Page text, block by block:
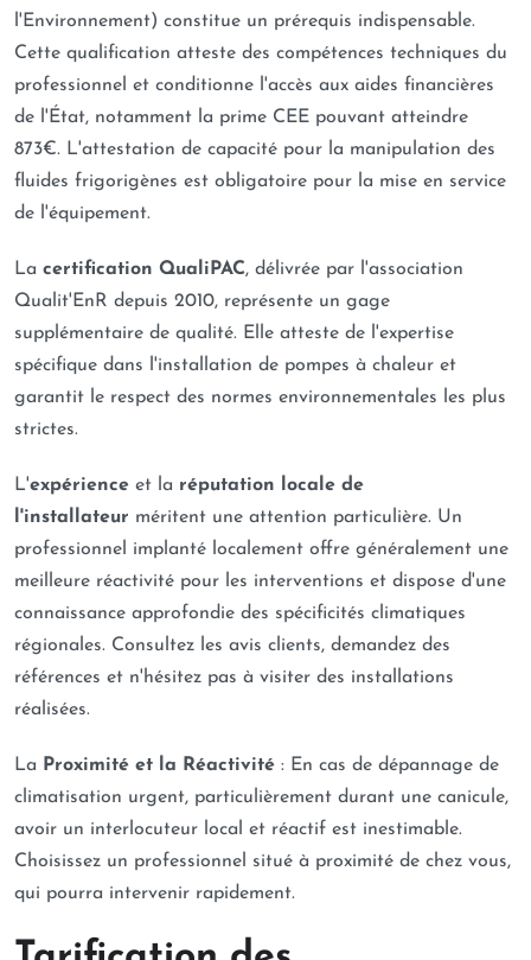
l'Environnement) constitue un prérequis indispensable.
Cette qualification atteste des compétences techniques du
professionnel et conditionne l'accès aux aides financières
de l'État, notamment la prime CEE pouvant atteindre
873€. L'attestation de capacité pour la manipulation des
fluides frigorigènes est obligatoire pour la mise en service
de l'équipement.
La certification QualiPAC, délivrée par l'association
Qualit'EnR depuis 2010, représente un gage
supplémentaire de qualité. Elle atteste de l'expertise
spécifique dans l'installation de pompes à chaleur et
garantit le respect des normes environnementales les plus
strictes.
L'expérience et la réputation locale de
l'installateur méritent une attention particulière. Un
professionnel implanté localement offre généralement une
meilleure réactivité pour les interventions et dispose d'une
connaissance approfondie des spécificités climatiques
régionales. Consultez les avis clients, demandez des
références et n'hésitez pas à visiter des installations
réalisées.
La Proximité et la Réactivité : En cas de dépannage de
climatisation urgent, particulièrement durant une canicule,
avoir un interlocuteur local et réactif est inestimable.
Choisissez un professionnel situé à proximité de chez vous,
qui pourra intervenir rapidement.